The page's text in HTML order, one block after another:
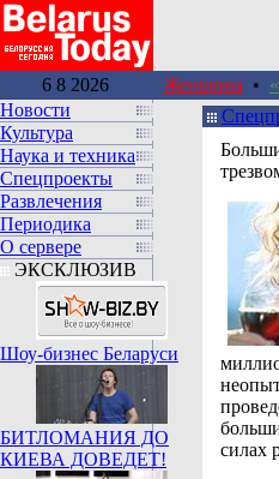
6 8 2026 Женщина •
Новости
Культура
Наука и техника
Спецпроекты
Развлечения
Периодика
О сервере
ЭКСКЛЮЗИВ
Шоу-бизнес Беларуси
БИТЛОМАНИЯ ДО
КИЕВА ДОВЕДЕТ!
силах